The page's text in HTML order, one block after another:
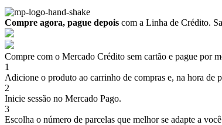
Compre agora, pague depois com a Linha de Crédito.
Compre com o Mercado Crédito sem cartão e pague por
1
Adicione o produto ao carrinho de compras e, na hora de
2
Inicie sessão no Mercado Pago.
3
Escolha o número de parcelas que melhor se adapte a